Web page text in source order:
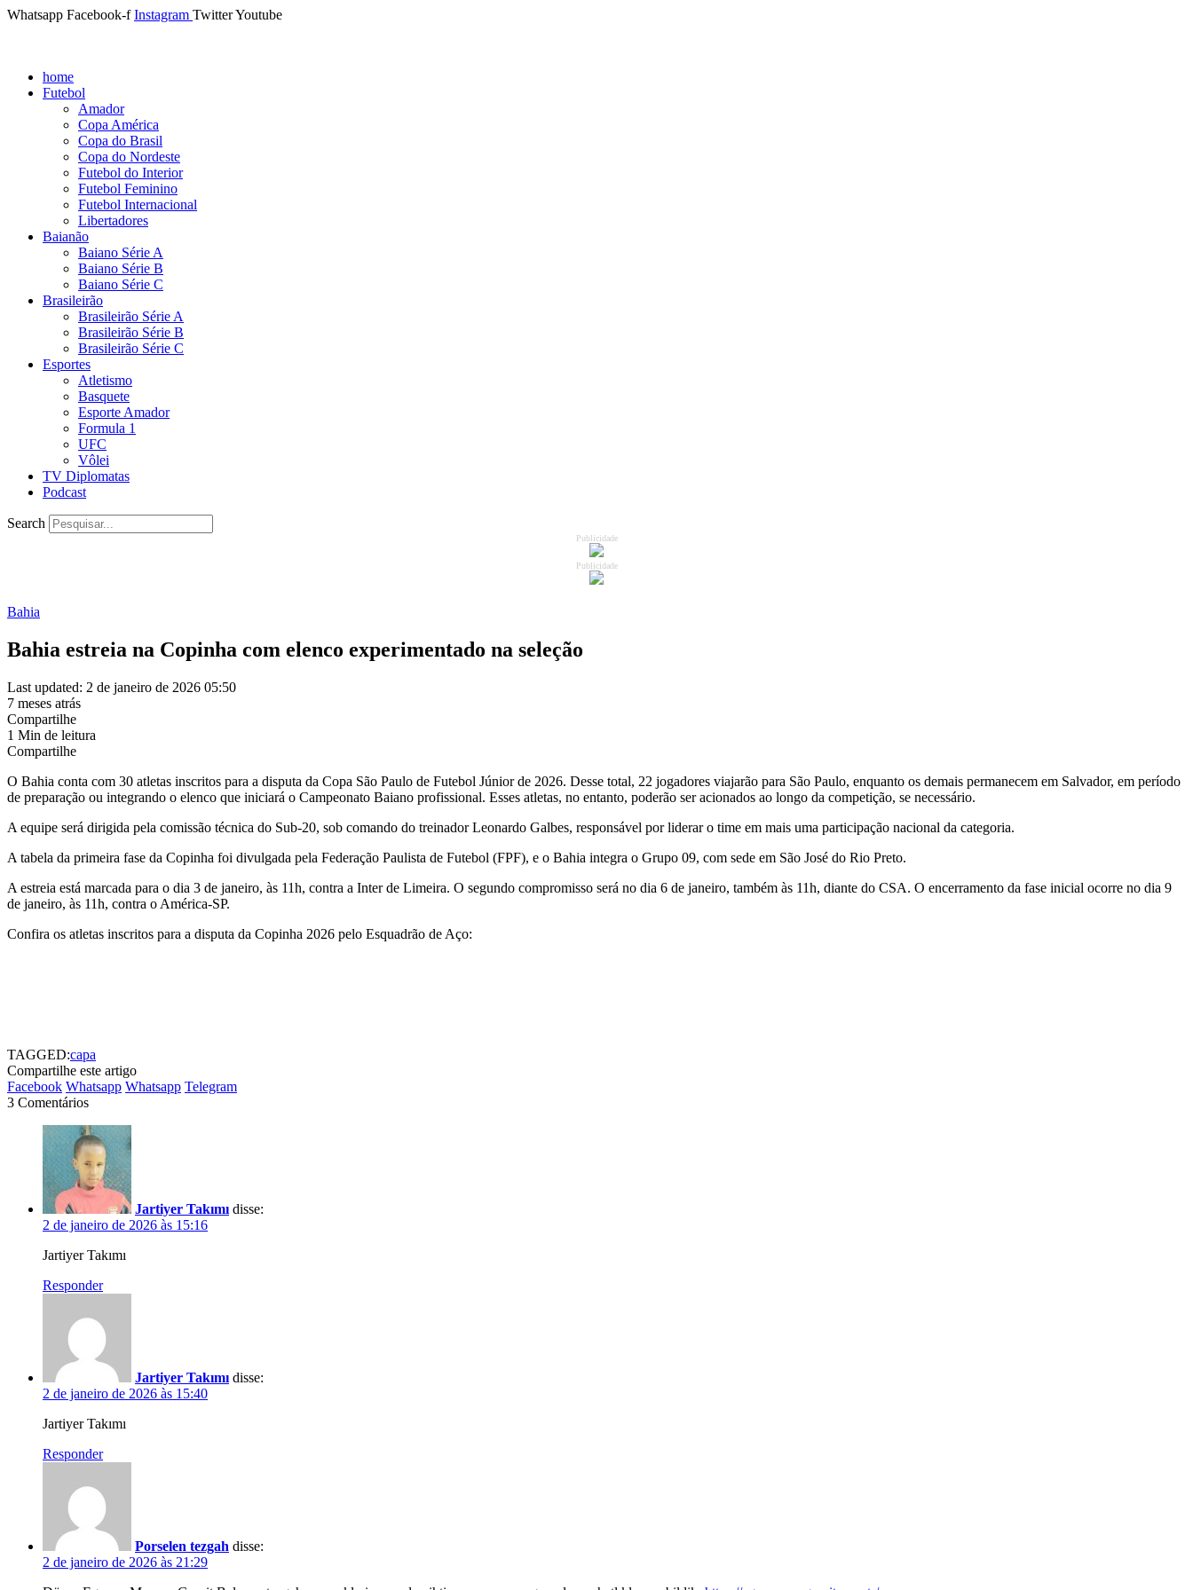
Whatsapp Facebook-f Instagram TwitterYoutube
home
Futebol
Amador
Copa América
Copa do Brasil
Copa do Nordeste
Futebol do Interior
Futebol Feminino
Futebol Internacional
Libertadores
Baianão
Baiano Série A
Baiano Série B
Baiano Série C
Brasileirão
Brasileirão Série A
Brasileirão Série B
Brasileirão Série C
Esportes
Atletismo
Basquete
Esporte Amador
Formula 1
UFC
Vôlei
TV Diplomatas
Podcast
Search
Publicidade
Publicidade
Bahia
Bahia estreia na Copinha com elenco experimentado na seleção
Last updated: 2 de janeiro de 2026 05:50
7 meses atrás
Compartilhe
1 Min de leitura
Compartilhe
O Bahia conta com 30 atletas inscritos para a disputa da Copa São Paulo de Futebol Júnior de 2026. Desse total, 22 jogadores viajarão para São Paulo, enquanto os demais permanecem em Salvador, em período
de preparação ou integrando o elenco que iniciará o Campeonato Baiano profissional. Esses atletas, no entanto, poderão ser acionados ao longo da competição, se necessário.
A equipe será dirigida pela comissão técnica do Sub-20, sob comando do treinador Leonardo Galbes, responsável por liderar o time em mais uma participação nacional da categoria.
A tabela da primeira fase da Copinha foi divulgada pela Federação Paulista de Futebol (FPF), e o Bahia integra o Grupo 09, com sede em São José do Rio Preto.
A estreia está marcada para o dia 3 de janeiro, às 11h, contra a Inter de Limeira. O segundo compromisso será no dia 6 de janeiro, também às 11h, diante do CSA. O encerramento da fase inicial ocorre no dia 9
de janeiro, às 11h, contra o América-SP.
Confira os atletas inscritos para a disputa da Copinha 2026 pelo Esquadrão de Aço:
TAGGED:capa
Compartilhe este artigo
Facebook Whatsapp Whatsapp Telegram
3 Comentários
Jartiyer Takımı disse:
2 de janeiro de 2026 às 15:16
Jartiyer Takımı
Responder
Jartiyer Takımı disse:
2 de janeiro de 2026 às 15:40
Jartiyer Takımı
Responder
Porselen tezgah disse:
2 de janeiro de 2026 às 21:29